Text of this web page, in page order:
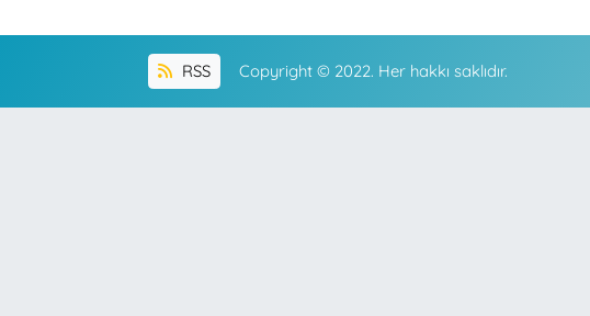
RSS Copyright © 2022. Her hakkı saklıdır.